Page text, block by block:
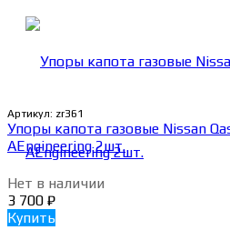
Артикул: zr361
Упоры капота газовые Nissan
AEngineering 2шт.
Нет в наличии
3 700 ₽
Купить